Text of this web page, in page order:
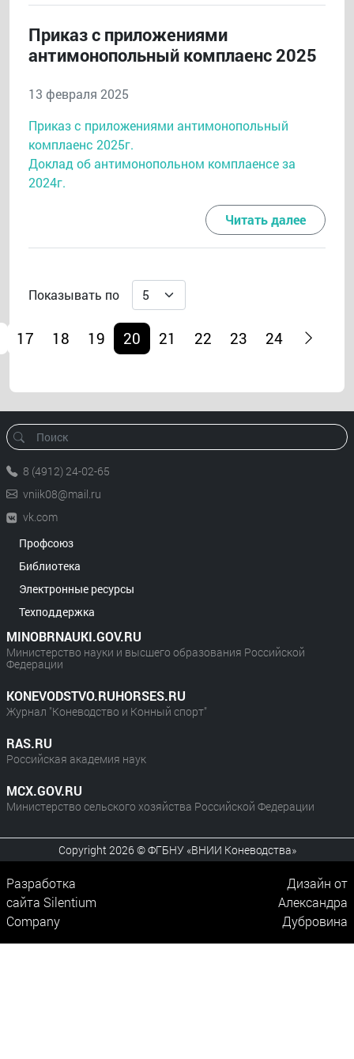
Приказ с приложениями
антимонопольный комплаенс 2025
13 февраля 2025
Приказ с приложениями антимонопольный
комплаенс 2025г.
Доклад об антимонопольном комплаенсе за
2024г.
Читать далее
Показывать по
17 18 19 20 21 22 23 24
8 (4912) 24-02-65
vniik08@mail.ru
vk.com
Профсоюз
Библиотека
Электронные ресурсы
Техподдержка
MINOBRNAUKI.GOV.RU
Министерство науки и высшего образования Российской
Федерации
KONEVODSTVO.RUHORSES.RU
Журнал "Коневодство и Конный спорт"
RAS.RU
Российская академия наук
MCX.GOV.RU
Министерство сельского хозяйства Российской Федерации
Copyright 2026 © ФГБНУ «ВНИИ Коневодства»
Разработка
сайта Silentium
Company
Дизайн от
Александра
Дубровина